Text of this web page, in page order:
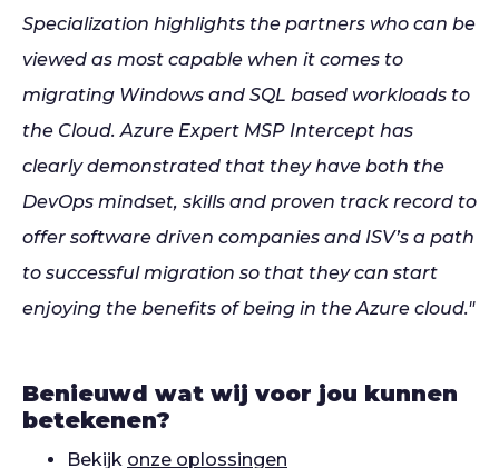
Specialization highlights the partners who can be
viewed as most capable when it comes to
migrating Windows and SQL based workloads to
the Cloud. Azure Expert MSP Intercept has
clearly demonstrated that they have both the
DevOps mindset, skills and proven track record to
offer software driven companies and ISV’s a path
to successful migration so that they can start
enjoying the benefits of being in the Azure cloud."
Benieuwd wat wij voor jou kunnen
betekenen?
Bekijk onze oplossingen